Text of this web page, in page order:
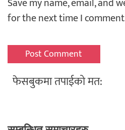
for the next time I
फेसबुकमा तपाईको मत: